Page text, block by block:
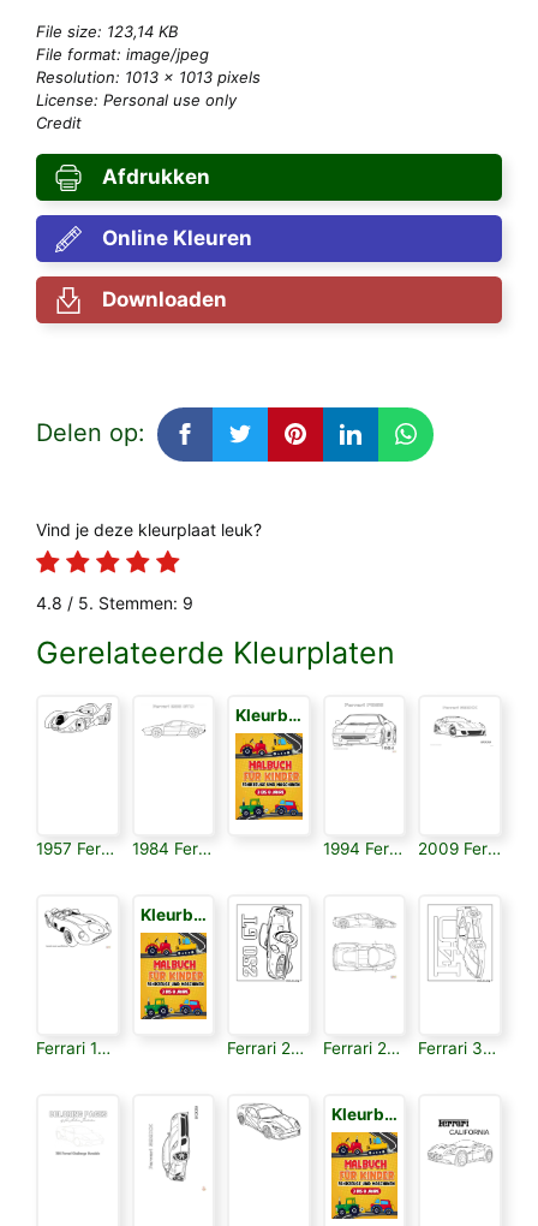
File size: 123,14 KB
File format: image/jpeg
Resolution: 1013 × 1013 pixels
License: Personal use only
Credit
Afdrukken
Online Kleuren
Downloaden
Delen op:
Vind je deze kleurplaat leuk?
4.8 / 5. Stemmen: 9
Gerelateerde Kleurplaten
1957 Ferrari 625 Trc Spyder 1984 Ferrari 288 Gto
Kleurboek voor Kinderen 3
1994 Ferrari F355 2009 Ferrari 599xx
Ferrari 166 Mm Barchetta
Kleurboek voor Kinderen 3
Ferrari 250 Gt Ferrari 275 Gtb Ferrari 348
Kleurboek voor Kinderen 3